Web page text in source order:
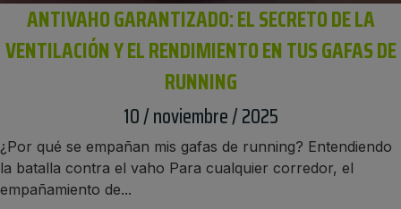
ANTIVAHO GARANTIZADO: EL SECRETO DE LA
VENTILACIÓN Y EL RENDIMIENTO EN TUS GAFAS DE
RUNNING
10 / noviembre / 2025
¿Por qué se empañan mis gafas de running? Entendiendo
la batalla contra el vaho Para cualquier corredor, el
empañamiento de...